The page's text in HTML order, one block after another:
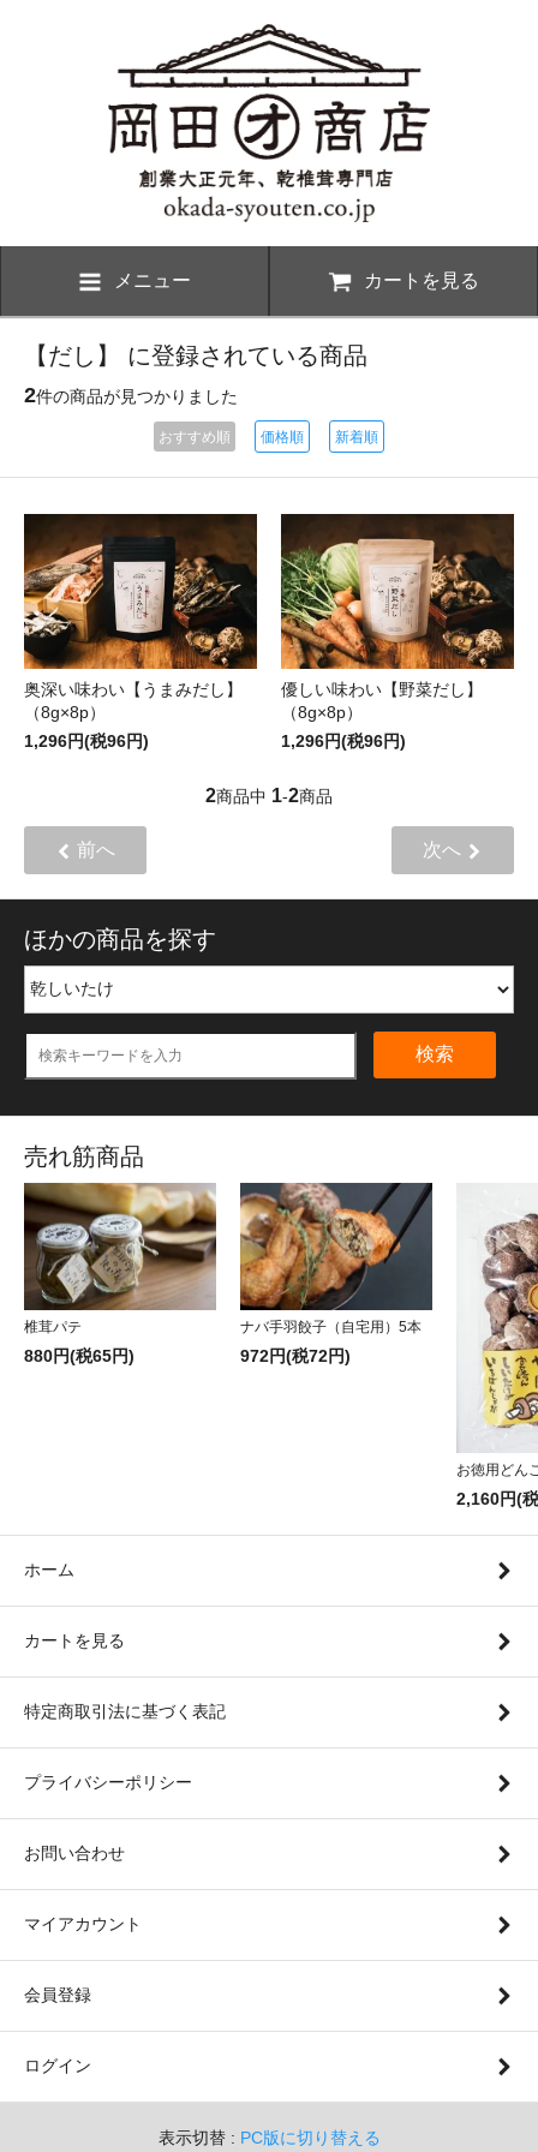
メニュー カートを見る
【だし】 に登録されている商品
2件の商品が見つかりました
おすすめ順 価格順 新着順
奥深い味わい【うまみだし】
（8g×8p）
1,296円(税96円)
優しい味わい【野菜だし】
（8g×8p）
1,296円(税96円)
2商品中 1-2商品
前へ 次へ
ほかの商品を探す
検索
売れ筋商品
椎茸パテ
880円(税65円)
ナバ手羽餃子（自宅用）5本
972円(税72円)
お徳用どん
2,160円(
ホーム
カートを見る
特定商取引法に基づく表記
プライバシーポリシー
お問い合わせ
マイアカウント
会員登録
ログイン
表示切替 : PC版に切り替える